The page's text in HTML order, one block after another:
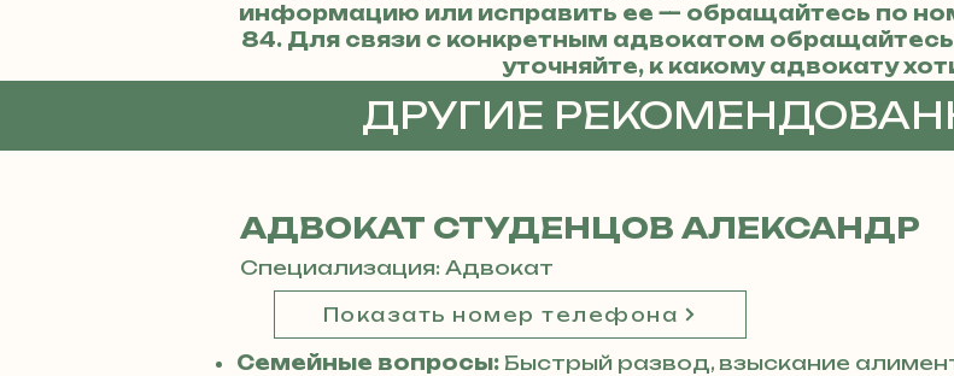
информацию или исправить ее — обращайтесь по
84. Для связи с конкретным адвокатом
уточняйте, к какому адвокату
ДРУГИЕ
АДВОКАТ СТУДЕНЦОВ АЛЕКСАНДР
Специализация: Адвокат
Показать номер телефона
Семейные вопросы: Быстрый развод, взыскание